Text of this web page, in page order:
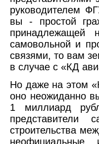
руководителем
вы - простой
принадлежащей
самовольной и
связями, то вам
в случае с «КД
Но даже на этом
оно неожиданно
1 миллиард
строительства
неофициальные